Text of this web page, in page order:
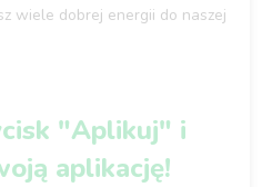
wiele dobrej energii do naszej
"Aplikuj" i
aplikację!